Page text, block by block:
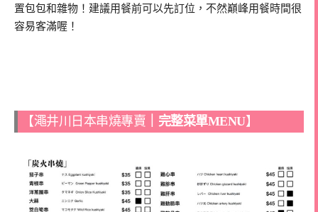
置包包和雜物！建議用餐前可以先訂位，不然巔峰用餐時間很
容易客滿喔！
【澠井川日本串燒專賣 ｜完整菜單MENU】